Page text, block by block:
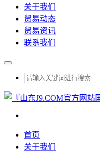
关于我们
贸易动态
贸易资讯
联系我们
首页
关于我们